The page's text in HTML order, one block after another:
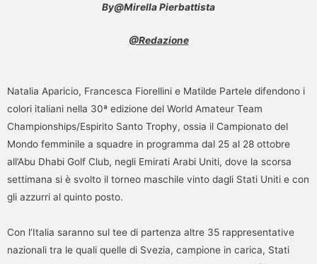
By@Mirella Pierbattista
@Redazione
Natalia Aparicio, Francesca Fiorellini e Matilde Partele difendono i
colori italiani nella 30ª edizione del World Amateur Team
Championships/Espirito Santo Trophy, ossia il Campionato del
Mondo femminile a squadre in programma dal 25 al 28 ottobre
all’Abu Dhabi Golf Club, negli Emirati Arabi Uniti, dove la scorsa
settimana si è svolto il torneo maschile vinto dagli Stati Uniti e con
gli azzurri al quinto posto.
Con l’Italia saranno sul tee di partenza altre 35 rappresentative
nazionali tra le quali quelle di Svezia, campione in carica, Stati